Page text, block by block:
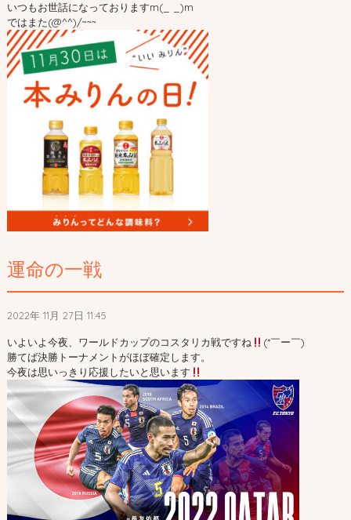
いつもお世話になっておりますm(_ _)m
ではまた(@^^)/~~~
運命の一戦
2022年 11月 27日 11:45
いよいよ今夜、ワールドカップのコスタリカ戦ですね
(*￣ー￣)
勝てば決勝トーナメントがほぼ確定します。
今夜は思いっきり応援したいと思います